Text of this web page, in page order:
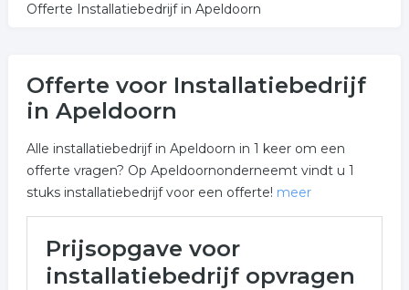
Offerte Installatiebedrijf in Apeldoorn
Offerte voor Installatiebedrijf
in Apeldoorn
Alle installatiebedrijf in Apeldoorn in 1 keer om een
offerte vragen? Op Apeldoornonderneemt vindt u 1
stuks installatiebedrijf voor een offerte! meer
Apeldoorn
Prijsopgave voor
installatiebedrijf opvragen